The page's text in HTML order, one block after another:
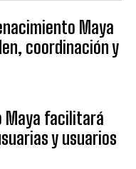
Maya
coordinación y
Maya facilitará
y usuarios